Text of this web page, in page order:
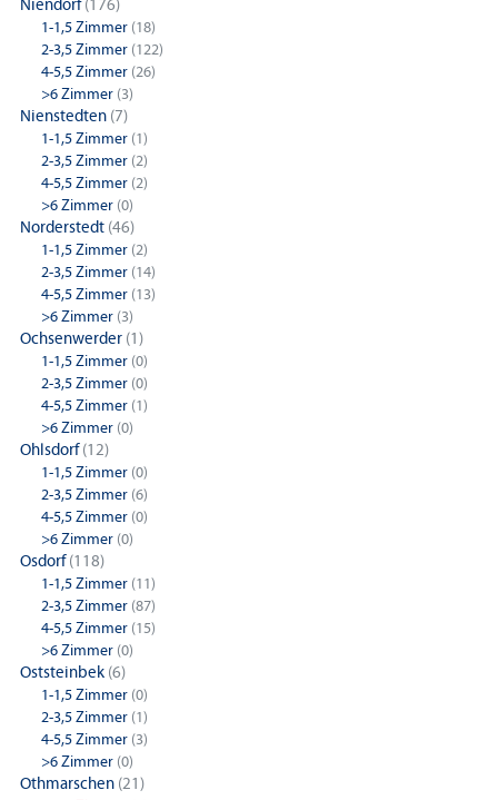
Niendorf(176)
1-1,5 Zimmer (18)
2-3,5 Zimmer (122)
4-5,5 Zimmer (26)
>6 Zimmer (3)
Nienstedten (7)
1-1,5 Zimmer (1)
2-3,5 Zimmer (2)
4-5,5 Zimmer (2)
>6 Zimmer (0)
Norderstedt (46)
1-1,5 Zimmer (2)
2-3,5 Zimmer (14)
4-5,5 Zimmer (13)
>6 Zimmer (3)
Ochsenwerder (1)
1-1,5 Zimmer (0)
2-3,5 Zimmer (0)
4-5,5 Zimmer (1)
>6 Zimmer (0)
Ohlsdorf(12)
1-1,5 Zimmer (0)
2-3,5 Zimmer (6)
4-5,5 Zimmer (0)
>6 Zimmer (0)
Osdorf(118)
1-1,5 Zimmer (11)
2-3,5 Zimmer (87)
4-5,5 Zimmer (15)
>6 Zimmer (0)
Oststeinbek (6)
1-1,5 Zimmer (0)
2-3,5 Zimmer (1)
4-5,5 Zimmer (3)
>6 Zimmer (0)
Othmarschen (21)